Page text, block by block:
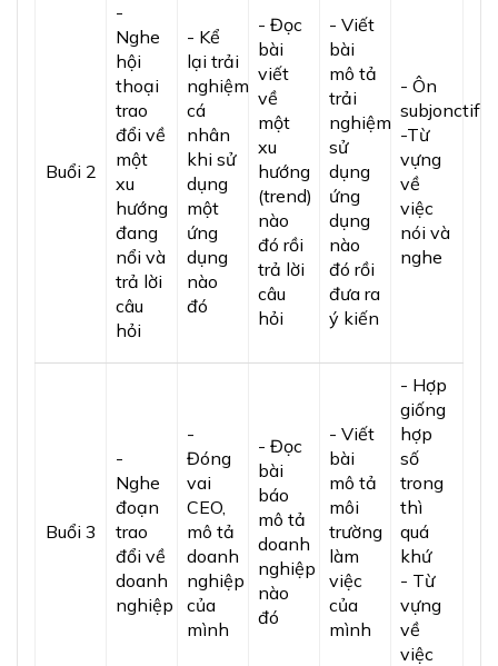
Buổi 2
-
Nghe
hội
thoại
trao
đổi về
một
xu
hướng
đang
nổi và
trả lời
câu
hỏi
- Kể
lại trải
nghiệm
cá
nhân
khi sử
dụng
một
ứng
dụng
nào
đó
- Đọc
bài
viết
về
một
xu
hướng
(trend)
nào
đó rồi
trả lời
câu
hỏi
- Viết
bài
mô tả
trải
nghiệm
sử
dụng
ứng
dụng
nào
đó rồi
đưa ra
ý kiến
- Ôn
subjonctif
-Từ
vựng
về
việc
nói và
nghe
Buổi 3
-
Nghe
đoạn
trao
đổi về
doanh
nghiệp
-
Đóng
vai
CEO,
mô tả
doanh
nghiệp
của
mình
- Đọc
bài
báo
mô tả
doanh
nghiệp
nào
đó
- Viết
bài
mô tả
môi
trường
làm
việc
của
mình
- Hợp
giống
hợp
số
trong
thì
quá
khứ
- Từ
vựng
về
việc